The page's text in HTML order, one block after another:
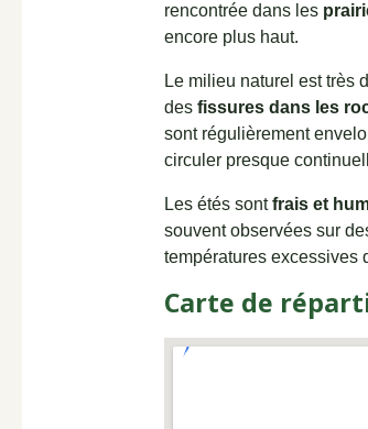
rencontrée dans les
encore plus haut.
Le milieu naturel est très
desfissures dans les
sont régulièrement
circuler presque
Les étés sontfrais et
souvent observées sur
températures excessives
Carte de